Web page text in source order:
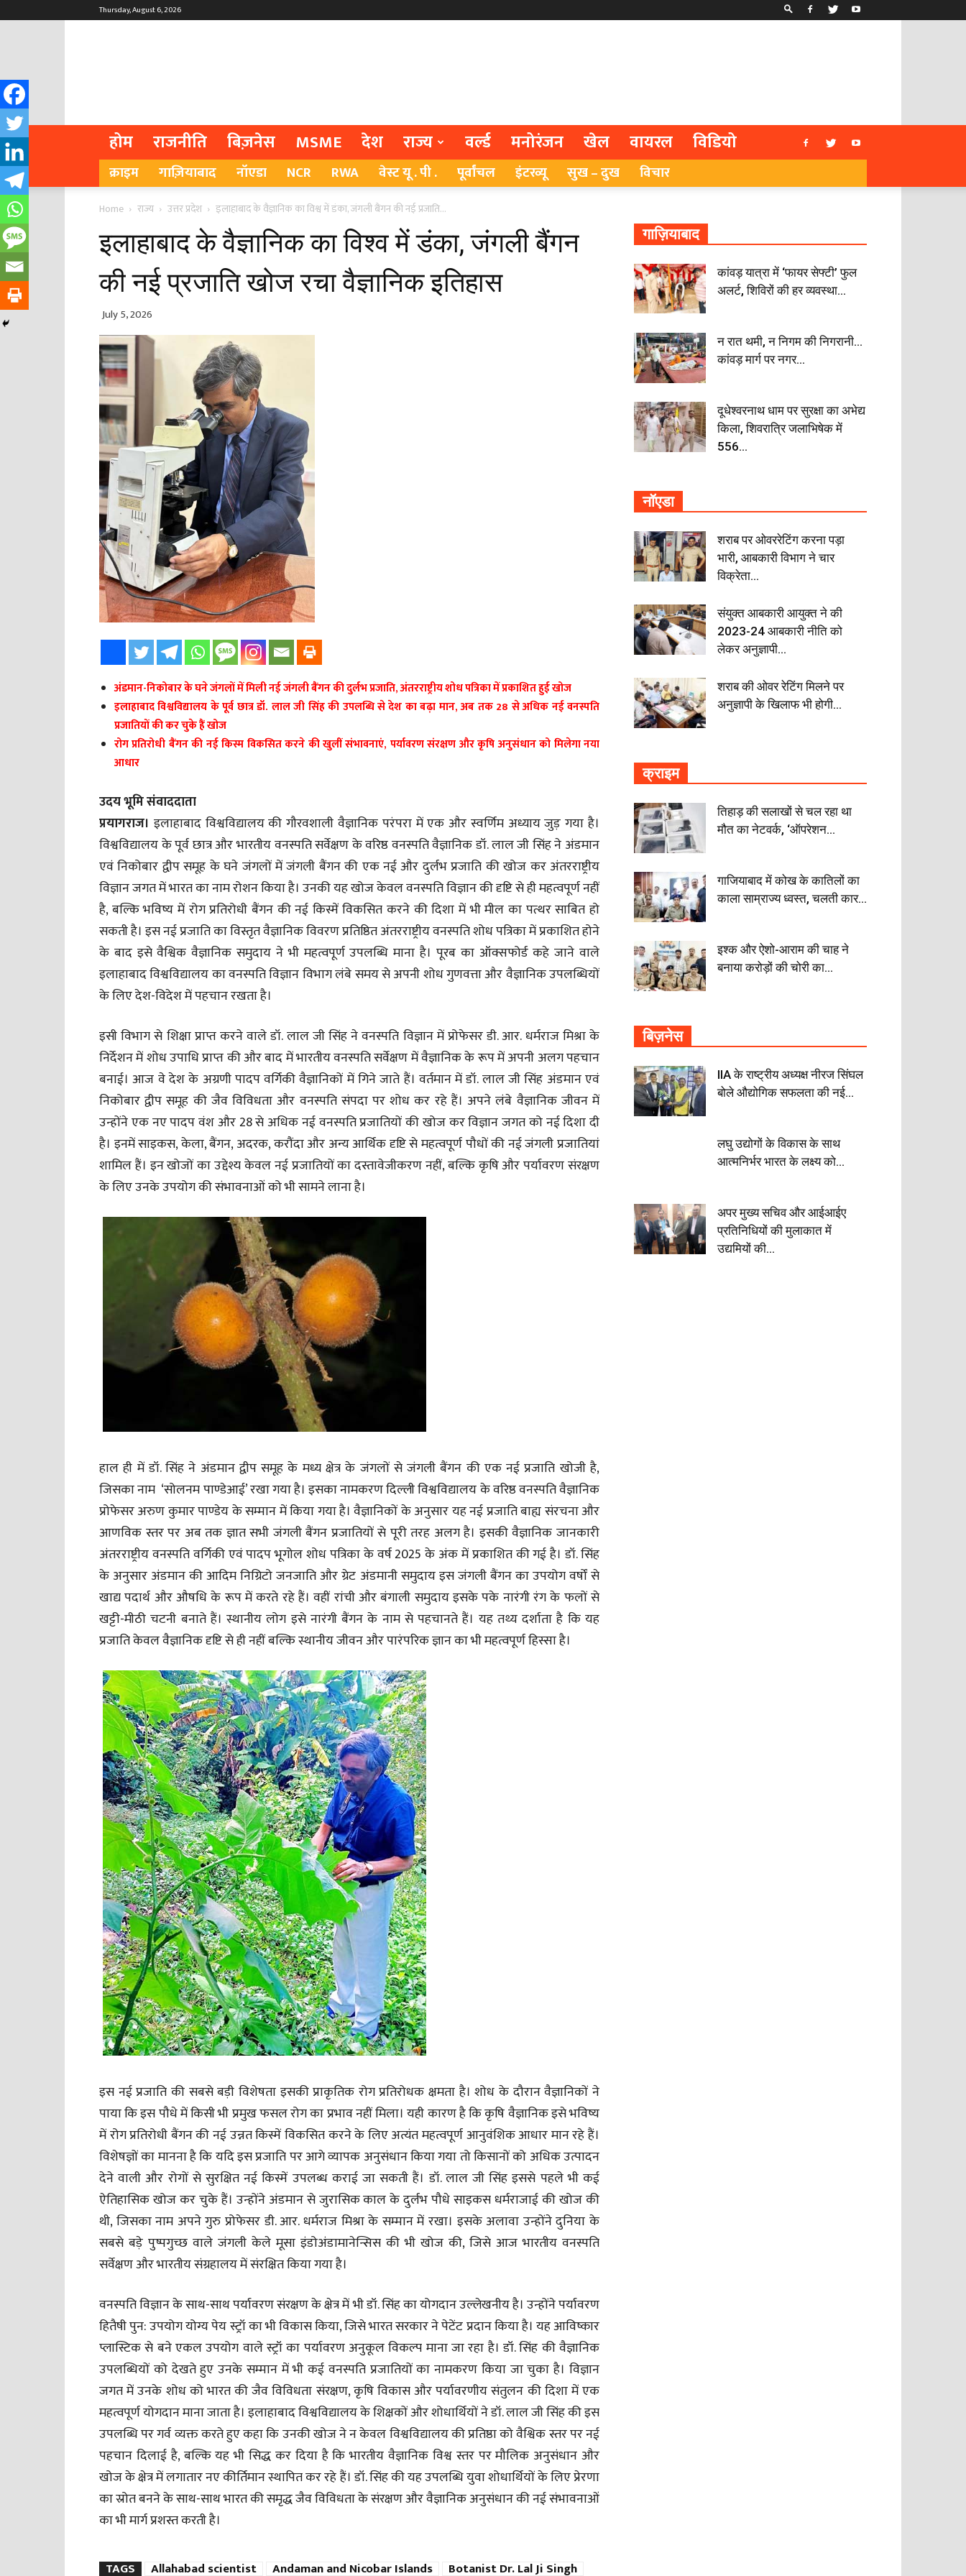
Thursday, August 6, 2026
होम राजनीति बिज़नेस MSME देश राज्य वर्ल्ड मनोरंजन खेल वायरल विडियो
क्राइम गाज़ियाबाद नॉएडा NCR RWA वेस्ट यू . पी . पूर्वांचल इंटरव्यू सुख – दुख विचार
Home राज्य उत्तर प्रदेश इलाहाबाद के वैज्ञानिक का विश्व में डंका, जंगली बैंगन की नई प्रजाति...
इलाहाबाद के वैज्ञानिक का विश्व में डंका, जंगली बैंगन
की नई प्रजाति खोज रचा वैज्ञानिक इतिहास
July 5, 2026
अंडमान-निकोबार के घने जंगलों में मिली नई जंगली बैंगन की दुर्लभ प्रजाति, अंतरराष्ट्रीय शोध पत्रिका में प्रकाशित हुई खोज
इलाहाबाद विश्वविद्यालय के पूर्व छात्र डॉ. लाल जी सिंह की उपलब्धि से देश का बढ़ा मान, अब तक 28 से अधिक नई वनस्पति
प्रजातियों की कर चुके हैं खोज
रोग प्रतिरोधी बैंगन की नई किस्म विकसित करने की खुलीं संभावनाएं, पर्यावरण संरक्षण और कृषि अनुसंधान को मिलेगा नया
आधार
उदय भूमि संवाददाता
प्रयागराज। इलाहाबाद विश्वविद्यालय की गौरवशाली वैज्ञानिक परंपरा में एक और स्वर्णिम अध्याय जुड़ गया है।
विश्वविद्यालय के पूर्व छात्र और भारतीय वनस्पति सर्वेक्षण के वरिष्ठ वनस्पति वैज्ञानिक डॉ. लाल जी सिंह ने अंडमान
एवं निकोबार द्वीप समूह के घने जंगलों में जंगली बैंगन की एक नई और दुर्लभ प्रजाति की खोज कर अंतरराष्ट्रीय
विज्ञान जगत में भारत का नाम रोशन किया है। उनकी यह खोज केवल वनस्पति विज्ञान की दृष्टि से ही महत्वपूर्ण नहीं
है, बल्कि भविष्य में रोग प्रतिरोधी बैंगन की नई किस्में विकसित करने की दिशा में भी मील का पत्थर साबित हो
सकती है। इस नई प्रजाति का विस्तृत वैज्ञानिक विवरण प्रतिष्ठित अंतरराष्ट्रीय वनस्पति शोध पत्रिका में प्रकाशित होने
के बाद इसे वैश्विक वैज्ञानिक समुदाय ने भी महत्वपूर्ण उपलब्धि माना है। पूरब का ऑक्सफोर्ड कहे जाने वाले
इलाहाबाद विश्वविद्यालय का वनस्पति विज्ञान विभाग लंबे समय से अपनी शोध गुणवत्ता और वैज्ञानिक उपलब्धियों
के लिए देश-विदेश में पहचान रखता है।
इसी विभाग से शिक्षा प्राप्त करने वाले डॉ. लाल जी सिंह ने वनस्पति विज्ञान में प्रोफेसर डी. आर. धर्मराज मिश्रा के
निर्देशन में शोध उपाधि प्राप्त की और बाद में भारतीय वनस्पति सर्वेक्षण में वैज्ञानिक के रूप में अपनी अलग पहचान
बनाई। आज वे देश के अग्रणी पादप वर्गिकी वैज्ञानिकों में गिने जाते हैं। वर्तमान में डॉ. लाल जी सिंह अंडमान एवं
निकोबार द्वीप समूह की जैव विविधता और वनस्पति संपदा पर शोध कर रहे हैं। अपने लंबे वैज्ञानिक जीवन में
उन्होंने एक नए पादप वंश और 28 से अधिक नई वनस्पति प्रजातियों की खोज कर विज्ञान जगत को नई दिशा दी
है। इनमें साइकस, केला, बैंगन, अदरक, करौंदा और अन्य आर्थिक दृष्टि से महत्वपूर्ण पौधों की नई जंगली प्रजातियां
शामिल हैं। इन खोजों का उद्देश्य केवल नई प्रजातियों का दस्तावेजीकरण नहीं, बल्कि कृषि और पर्यावरण संरक्षण
के लिए उनके उपयोग की संभावनाओं को भी सामने लाना है।
हाल ही में डॉ. सिंह ने अंडमान द्वीप समूह के मध्य क्षेत्र के जंगलों से जंगली बैंगन की एक नई प्रजाति खोजी है,
जिसका नाम ‘सोलनम पाण्डेआई’ रखा गया है। इसका नामकरण दिल्ली विश्वविद्यालय के वरिष्ठ वनस्पति वैज्ञानिक
प्रोफेसर अरुण कुमार पाण्डेय के सम्मान में किया गया है। वैज्ञानिकों के अनुसार यह नई प्रजाति बाह्य संरचना और
आणविक स्तर पर अब तक ज्ञात सभी जंगली बैंगन प्रजातियों से पूरी तरह अलग है। इसकी वैज्ञानिक जानकारी
अंतरराष्ट्रीय वनस्पति वर्गिकी एवं पादप भूगोल शोध पत्रिका के वर्ष 2025 के अंक में प्रकाशित की गई है। डॉ. सिंह
के अनुसार अंडमान की आदिम निग्रिटो जनजाति और ग्रेट अंडमानी समुदाय इस जंगली बैंगन का उपयोग वर्षों से
खाद्य पदार्थ और औषधि के रूप में करते रहे हैं। वहीं रांची और बंगाली समुदाय इसके पके नारंगी रंग के फलों से
खट्टी-मीठी चटनी बनाते हैं। स्थानीय लोग इसे नारंगी बैंगन के नाम से पहचानते हैं। यह तथ्य दर्शाता है कि यह
प्रजाति केवल वैज्ञानिक दृष्टि से ही नहीं बल्कि स्थानीय जीवन और पारंपरिक ज्ञान का भी महत्वपूर्ण हिस्सा है।
इस नई प्रजाति की सबसे बड़ी विशेषता इसकी प्राकृतिक रोग प्रतिरोधक क्षमता है। शोध के दौरान वैज्ञानिकों ने
पाया कि इस पौधे में किसी भी प्रमुख फसल रोग का प्रभाव नहीं मिला। यही कारण है कि कृषि वैज्ञानिक इसे भविष्य
में रोग प्रतिरोधी बैंगन की नई उन्नत किस्में विकसित करने के लिए अत्यंत महत्वपूर्ण आनुवंशिक आधार मान रहे हैं।
विशेषज्ञों का मानना है कि यदि इस प्रजाति पर आगे व्यापक अनुसंधान किया गया तो किसानों को अधिक उत्पादन
देने वाली और रोगों से सुरक्षित नई किस्में उपलब्ध कराई जा सकती हैं। डॉ. लाल जी सिंह इससे पहले भी कई
ऐतिहासिक खोज कर चुके हैं। उन्होंने अंडमान से जुरासिक काल के दुर्लभ पौधे साइकस धर्मराजाई की खोज की
थी, जिसका नाम अपने गुरु प्रोफेसर डी. आर. धर्मराज मिश्रा के सम्मान में रखा। इसके अलावा उन्होंने दुनिया के
सबसे बड़े पुष्पगुच्छ वाले जंगली केले मूसा इंडोअंडामानेन्सिस की भी खोज की, जिसे आज भारतीय वनस्पति
सर्वेक्षण और भारतीय संग्रहालय में संरक्षित किया गया है।
वनस्पति विज्ञान के साथ-साथ पर्यावरण संरक्षण के क्षेत्र में भी डॉ. सिंह का योगदान उल्लेखनीय है। उन्होंने पर्यावरण
हितैषी पुन: उपयोग योग्य पेय स्ट्रॉ का भी विकास किया, जिसे भारत सरकार ने पेटेंट प्रदान किया है। यह आविष्कार
प्लास्टिक से बने एकल उपयोग वाले स्ट्रॉ का पर्यावरण अनुकूल विकल्प माना जा रहा है। डॉ. सिंह की वैज्ञानिक
उपलब्धियों को देखते हुए उनके सम्मान में भी कई वनस्पति प्रजातियों का नामकरण किया जा चुका है। विज्ञान
जगत में उनके शोध को भारत की जैव विविधता संरक्षण, कृषि विकास और पर्यावरणीय संतुलन की दिशा में एक
महत्वपूर्ण योगदान माना जाता है। इलाहाबाद विश्वविद्यालय के शिक्षकों और शोधार्थियों ने डॉ. लाल जी सिंह की इस
उपलब्धि पर गर्व व्यक्त करते हुए कहा कि उनकी खोज ने न केवल विश्वविद्यालय की प्रतिष्ठा को वैश्विक स्तर पर नई
पहचान दिलाई है, बल्कि यह भी सिद्ध कर दिया है कि भारतीय वैज्ञानिक विश्व स्तर पर मौलिक अनुसंधान और
खोज के क्षेत्र में लगातार नए कीर्तिमान स्थापित कर रहे हैं। डॉ. सिंह की यह उपलब्धि युवा शोधार्थियों के लिए प्रेरणा
का स्रोत बनने के साथ-साथ भारत की समृद्ध जैव विविधता के संरक्षण और वैज्ञानिक अनुसंधान की नई संभावनाओं
का भी मार्ग प्रशस्त करती है।
TAGS Allahabad scientist Andaman and Nicobar Islands Botanist Dr. Lal Ji Singh
गाज़ियाबाद
कांवड़ यात्रा में ‘फायर सेफ्टी’ फुल
अलर्ट, शिविरों की हर व्यवस्था...
न रात थमी, न निगम की निगरानी…
कांवड़ मार्ग पर नगर...
दूधेश्वरनाथ धाम पर सुरक्षा का अभेद्य
किला, शिवरात्रि जलाभिषेक में
556...
नॉएडा
शराब पर ओवररेटिंग करना पड़ा
भारी, आबकारी विभाग ने चार
विक्रेता...
संयुक्त आबकारी आयुक्त ने की
2023-24 आबकारी नीति को
लेकर अनुज्ञापी...
शराब की ओवर रेटिंग मिलने पर
अनुज्ञापी के खिलाफ भी होगी...
क्राइम
तिहाड़ की सलाखों से चल रहा था
मौत का नेटवर्क, ‘ऑपरेशन...
गाजियाबाद में कोख के कातिलों का
काला साम्राज्य ध्वस्त, चलती कार...
इश्क और ऐशो-आराम की चाह ने
बनाया करोड़ों की चोरी का...
बिज़नेस
IIA के राष्ट्रीय अध्यक्ष नीरज सिंघल
बोले औद्योगिक सफलता की नई...
लघु उद्योगों के विकास के साथ
आत्मनिर्भर भारत के लक्ष्य को...
अपर मुख्य सचिव और आईआईए
प्रतिनिधियों की मुलाकात में
उद्यमियों की...